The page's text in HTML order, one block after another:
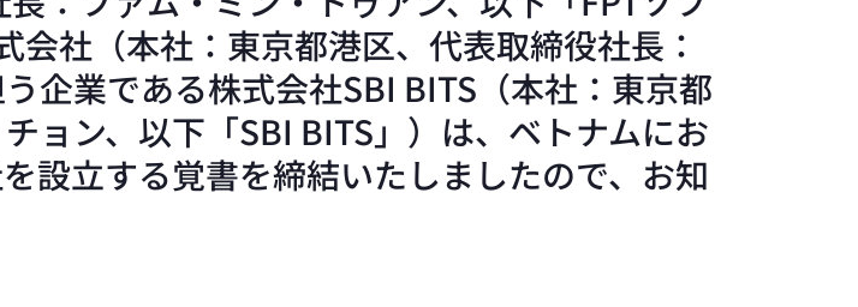
会社（本社：東京都港区、代表取締役社長：
企業である株式会社SBI BITS（本社：東京都
ョン、以下「SBI BITS」）は、ベトナムにお
設立する覚書を締結いたしましたので、お知